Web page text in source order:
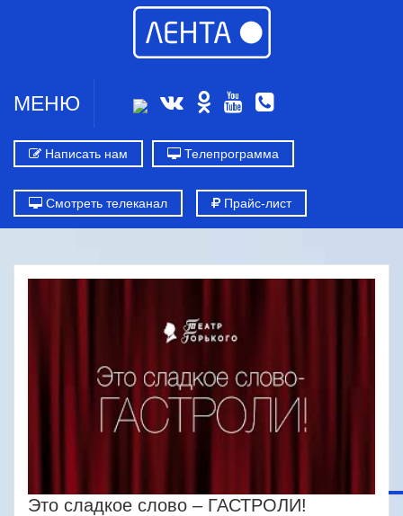
МЕНЮ
Написать нам Телепрограмма
Смотреть телеканал Прайс-лист
Это сладкое слово – ГАСТРОЛИ!